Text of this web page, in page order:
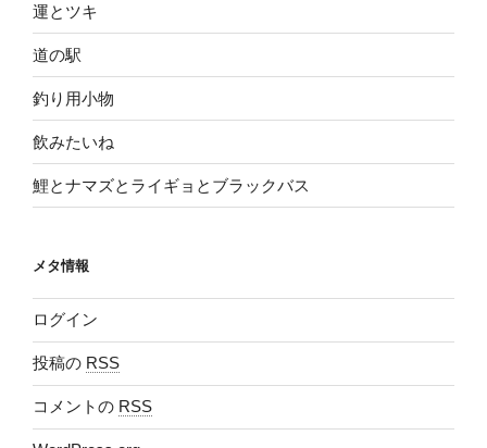
運とツキ
道の駅
釣り用小物
飲みたいね
鯉とナマズとライギョとブラックバス
メタ情報
ログイン
投稿の RSS
コメントの RSS